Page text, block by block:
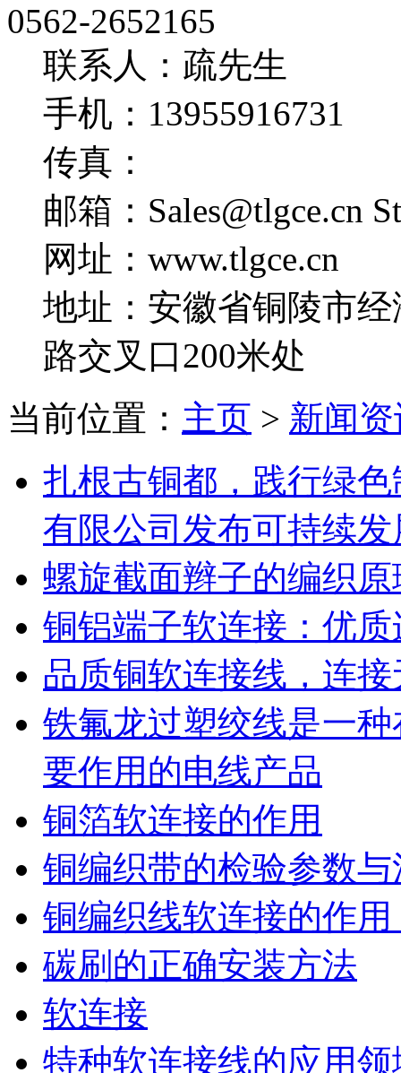
0562-2652165
联系人：疏先生
手机：13955916731
传真：
邮箱：Sales@tlgce.cn
网址：www.tlgce.cn
地址：安徽省铜陵市
路交叉口200米处
当前位置： 主页 > 新闻
扎根古铜都，践行绿
有限公司发布可持续
螺旋截面辫子的编织
铜铝端子软连接：优
品质铜软连接线，连
铁氟龙过塑绞线是一
要作用的电线产品
铜箔软连接的作用
铜编织带的检验参数
铜编织线软连接的作用
碳刷的正确安装方法
软连接
特种软连接线的应用